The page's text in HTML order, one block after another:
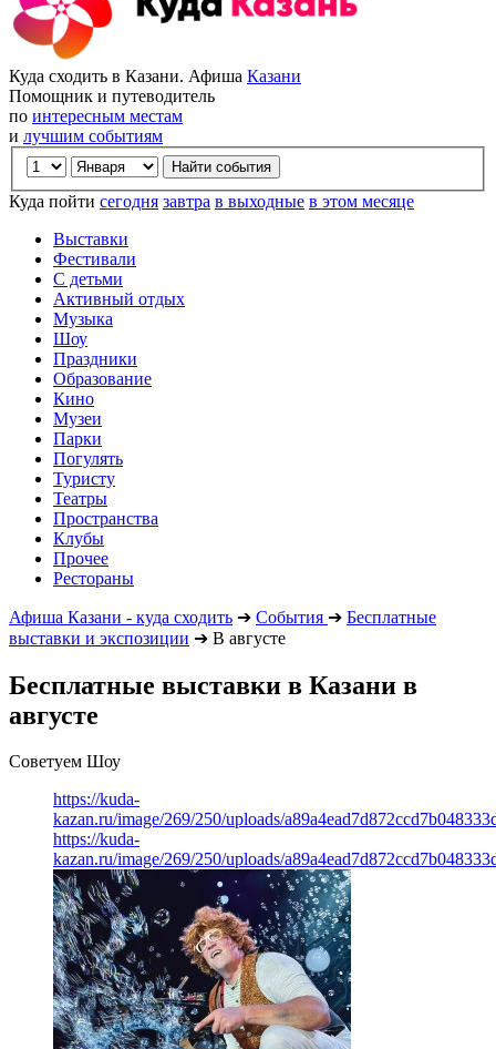
Куда сходить в Казани. Афиша Казани
Помощник и путеводитель
по интересным местам
и лучшим событиям
Куда пойти сегодня завтра в выходные в этом месяце
Выставки
Фестивали
С детьми
Активный отдых
Музыка
Шоу
Праздники
Образование
Кино
Музеи
Парки
Погулять
Туристу
Театры
Пространства
Клубы
Прочее
Рестораны
Афиша Казани - куда сходить ➔ События ➔ Бесплатные
выставки и экспозиции ➔ В августе
Бесплатные выставки в Казани в
августе
Советуем Шоу
https://kuda-
kazan.ru/image/269/250/uploads/
https://kuda-
kazan.ru/image/269/250/uploads/